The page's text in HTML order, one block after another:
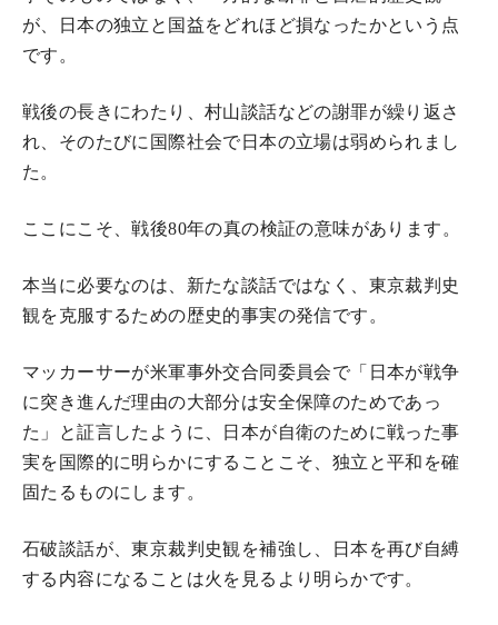
が、日本の独立と国益をどれほど損なったかという点
です。
戦後の長きにわたり、村山談話などの謝罪が繰り返さ
れ、そのたびに国際社会で日本の立場は弱められまし
た。
ここにこそ、戦後80年の真の検証の意味があります。
本当に必要なのは、新たな談話ではなく、東京裁判史
観を克服するための歴史的事実の発信です。
マッカーサーが米軍事外交合同委員会で「日本が戦争
に突き進んだ理由の大部分は安全保障のためであっ
た」と証言したように、日本が自衛のために戦った事
実を国際的に明らかにすることこそ、独立と平和を確
固たるものにします。
石破談話が、東京裁判史観を補強し、日本を再び自縛
する内容になることは火を見るより明らかです。